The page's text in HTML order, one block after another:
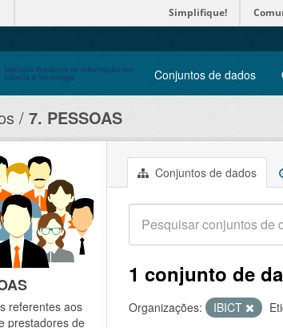
Simplifique!
Conjuntos de dados
7. PESSOAS
Conjuntos de dados
1 conjunto de
Organizações: IBICT
referentes aos
prestadores de